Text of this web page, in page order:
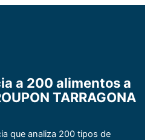
a 200 alimentos a
TARRAGONA
que analiza 200 tipos de